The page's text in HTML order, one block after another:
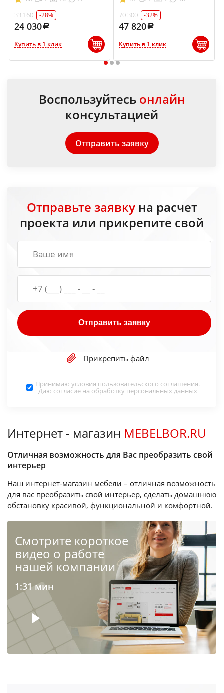
33 160
-28%
24 030
Купить в 1 клик
70 300
-32%
47 820
Купить в 1 клик
1 2 3
Воспользуйтесь онлайн
консультацией
Отправить заявку
Отправьте заявкуна расчет
проекта или прикрепите свой
Отправить заявку
Прикрепить файл
Принимаю условия пользовательского соглашения.
Даю согласие на обработку персональных данных
Интернет - магазин MEBELBOR.RU
Отличная возможность для Вас преобразить свой
интерьер
Наш интернет-магазин мебели – отличная возможность
для вас преобразить свой интерьер, сделать домашнюю
обстановку красивой, функциональной и комфортной.
Cмотрите короткое
видео о работе
нашей компании
1:31 мин